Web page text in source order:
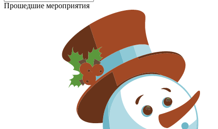
Прошедшие мероприятия